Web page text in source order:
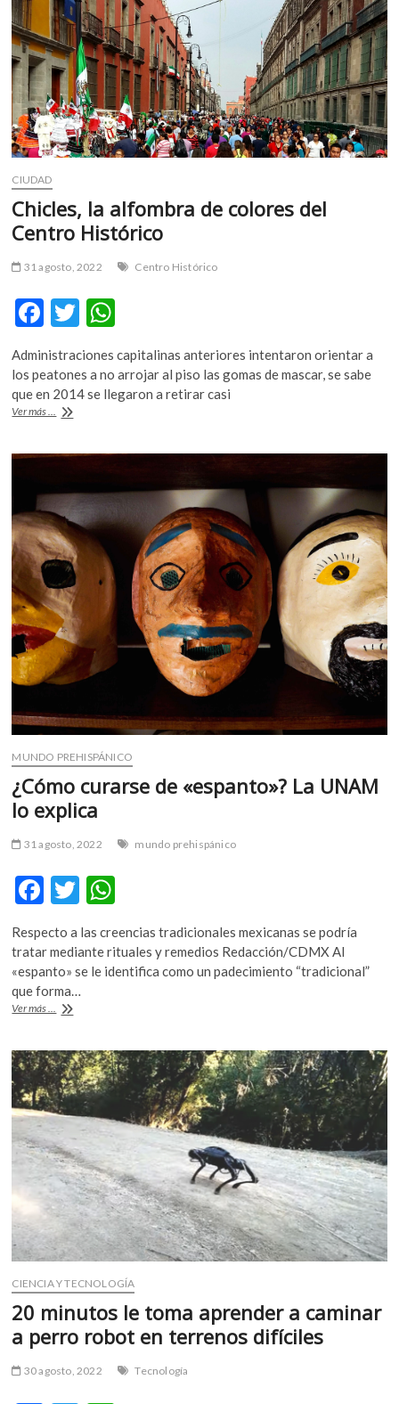
CIUDAD
Chicles, la alfombra de colores del
Centro Histórico
31 agosto, 2022 Centro Histórico
F
ac
e
b
o
o
T
w
itt
er
at
s
p
p
Administraciones capitalinas anteriores intentaron orientar a
los peatones a no arrojar al piso las gomas de mascar, se sabe
que en 2014 se llegaron a retirar casi
Ver más ... Chicles,
de
del
Centro
Histórico
MUNDO PREHISPÁNICO
¿Cómo curarse de «espanto»? La UNAM
lo explica
31 agosto, 2022 mundo prehispánico
F
ac
e
b
o
k
T
w
itt
er
at
s
p
Respecto a las creencias tradicionales mexicanas se podría
tratar mediante rituales y remedios Redacción/CDMX Al
«espanto» se le identifica como un padecimiento “tradicional”
que forma…
Ver más ... ¿Cómo
«espanto»?
La
UNAM
lo
explica
CIENCIA Y TECNOLOGÍA
20 minutos le toma aprender a caminar
a perro robot en terrenos difíciles
30 agosto, 2022 Tecnología